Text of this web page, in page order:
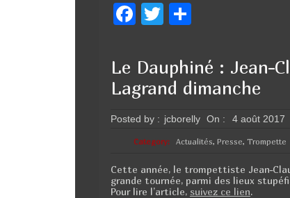
F
c
e
b
o
o
k
T
tt
er
P
ta
g
er
Le Dauphiné : Jean-
Lagrand dimanche
Posted by : jcborelly On : 4 août 2017
Category: Actualités ,Presse Trompette
Cette année, le trompettiste Jean-
grande tournée, parmi des lieux
Pour lire l’article, suivez ce lien.